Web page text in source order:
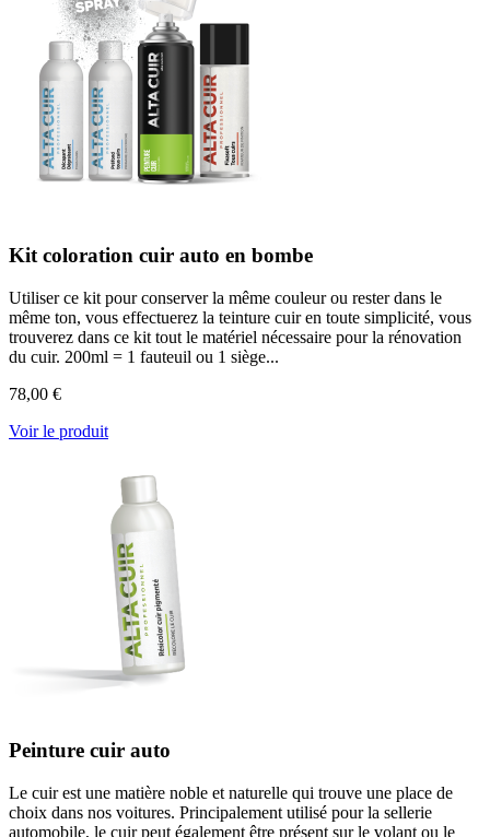
Kit coloration cuir auto en bombe
Utiliser ce kit pour conserver la même couleur ou rester dans le
même ton, vous effectuerez la teinture cuir en toute simplicité, vous
trouverez dans ce kit tout le matériel nécessaire pour la rénovation
du cuir. 200ml = 1 fauteuil ou 1 siège...
78,00 €
Voir le produit
Peinture cuir auto
Le cuir est une matière noble et naturelle qui trouve une place de
choix dans nos voitures. Principalement utilisé pour la sellerie
automobile, le cuir peut également être présent sur le volant ou le